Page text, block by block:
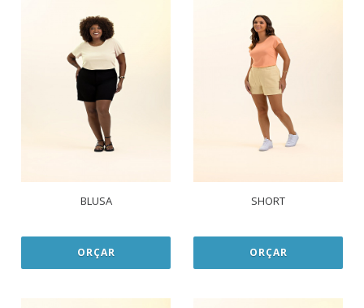
BLUSA
ORÇAR
SHORT
ORÇAR